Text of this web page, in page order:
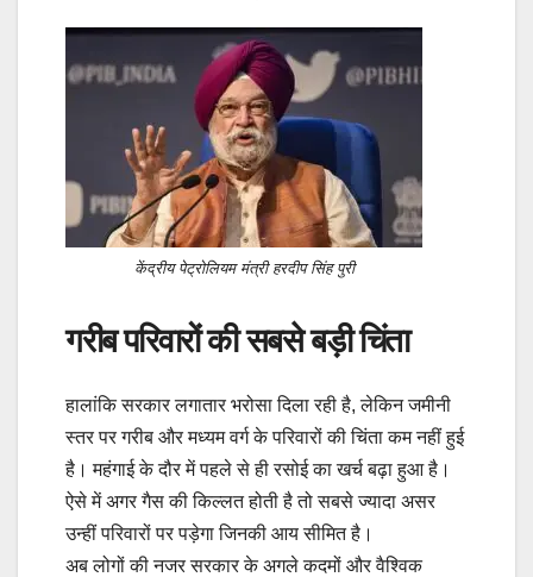
केंद्रीय पेट्रोलियम मंत्री हरदीप सिंह पुरी
गरीब परिवारों की सबसे बड़ी चिंता
हालांकि सरकार लगातार भरोसा दिला रही है, लेकिन जमीनी
स्तर पर गरीब और मध्यम वर्ग के परिवारों की चिंता कम नहीं हुई
है। महंगाई के दौर में पहले से ही रसोई का खर्च बढ़ा हुआ है।
ऐसे में अगर गैस की किल्लत होती है तो सबसे ज्यादा असर
उन्हीं परिवारों पर पड़ेगा जिनकी आय सीमित है।
अब लोगों की नजर सरकार के अगले कदमों और वैश्विक